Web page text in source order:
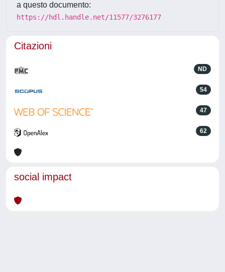
a questo documento:
https://hdl.handle.net/11577/3276177
Citazioni
ND
54
47
62
social impact